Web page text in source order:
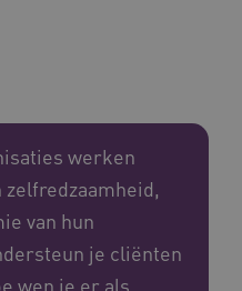
werken
zelfredzaamheid,
van hun
je cliënten
wen je er als